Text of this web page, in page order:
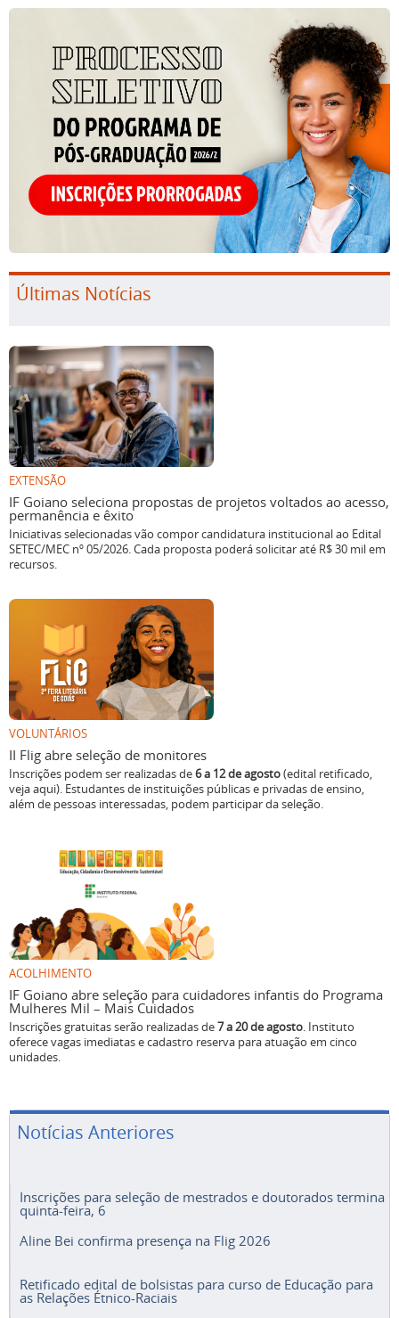
Últimas Notícias
EXTENSÃO
IF Goiano seleciona propostas de projetos voltados ao acesso,
permanência e êxito
Iniciativas selecionadas vão compor candidatura institucional ao Edital
SETEC/MEC nº 05/2026. Cada proposta poderá solicitar até R$ 30 mil em
recursos.
VOLUNTÁRIOS
II Flig abre seleção de monitores
Inscrições podem ser realizadas de6 a 12 de agosto(edital retificado,
veja aqui). Estudantes de instituições públicas e privadas de ensino,
além de pessoas interessadas, podem participar da seleção.
ACOLHIMENTO
IF Goiano abre seleção para cuidadores infantis do Programa
Mulheres Mil – Mais Cuidados
Inscrições gratuitas serão realizadas de7 a 20 de agosto. Instituto
oferece vagas imediatas e cadastro reserva para atuação em cinco
unidades.
Notícias Anteriores
Inscrições para seleção de mestrados e doutorados termina
quinta-feira, 6
Aline Bei confirma presença na Flig 2026
Retificado edital de bolsistas para curso de Educação para
as Relações Étnico-Raciais